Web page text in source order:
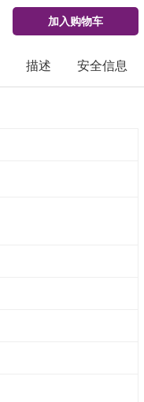
加入购物车
描述 安全信息